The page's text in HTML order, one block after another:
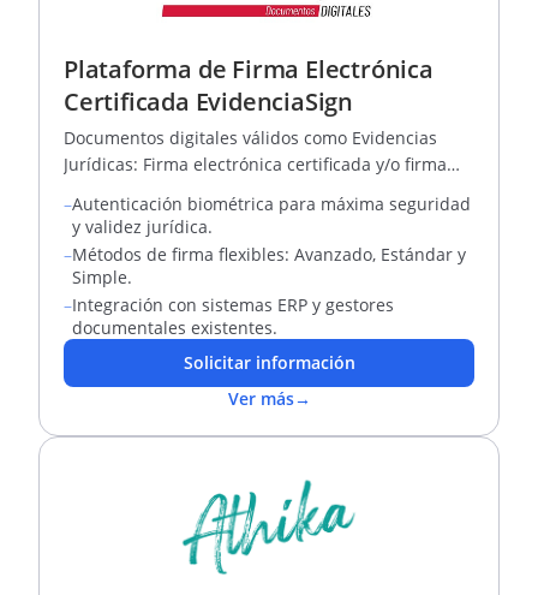
Plataforma de Firma Electrónica
Certificada EvidenciaSign
Documentos digitales válidos como Evidencias
Jurídicas: Firma electrónica certificada y/o firma
–Autenticación biométrica para máxima seguridad
y validez jurídica.
–Métodos de firma flexibles: Avanzado, Estándar y
Simple.
–Integración con sistemas ERP y gestores
documentales existentes.
Solicitar información
Ver más→